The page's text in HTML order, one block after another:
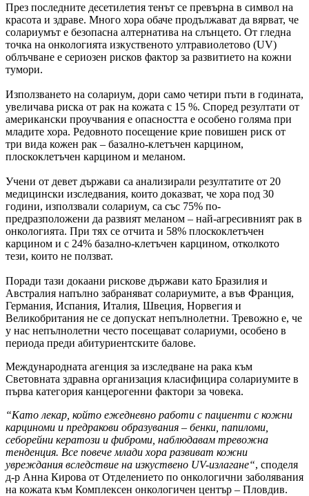
През последните десетилетия тенът се превърна в символ на
красота и здраве. Много хора обаче продължават да вярват, че
солариумът е безопасна алтернатива на слънцето. От гледна
точка на онкологията изкуственото ултравиолетово (UV)
облъчване е сериозен рисков фактор за развитието на кожни
тумори.
Използването на солариум, дори само четири пъти в годината,
увеличава риска от рак на кожата с 15 %. Според резултати от
американски проучвания е опасността е особено голяма при
младите хора. Редовното посещение крие повишен риск от
три вида кожен рак – базално-клетъчен карцином,
плоскоклетъчен карцином и меланом.
Учени от девет държави са анализирали резултатите от 20
медицински изследвания, които доказват, че хора под 30
години, използвали солариум, са със 75% по-
предразположени да развият меланом – най-агресивният рак в
онкологията. При тях се отчита и 58% плоскоклетъчен
карцином и с 24% базално-клетъчен карцином, отколкото
тези, които не ползват.
Поради тази докаани рискове държави като Бразилия и
Австралия напълно забраняват солариумите, а във Франция,
Германия, Испания, Италия, Швеция, Норвегия и
Великобритания не се допускат непълнолетни. Тревожно е, че
у нас непълнолетни често посещават солариуми, особено в
периода преди абитуриентските балове.
Международната агенция за изследване на рака към
Световната здравна организация класифицира солариумите в
първа категория канцерогенни фактори за човека.
“Като лекар, който ежедневно работи с пациенти с кожни
карциноми и предракови образувания – бенки, папиломи,
себорейни кератози и фиброми, наблюдавам тревожна
тенденция. Все повече млади хора развиват кожни
увреждания вследствие на изкуствено UV-излагане“, споделя
д-р Анна Кирова от Отделението по онкологични заболявания
на кожата към Комплексен онкологичен център – Пловдив.